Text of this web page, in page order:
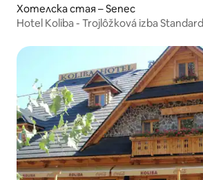
Хотелска стая – Senec
Hotel Koliba - Trojlôžková izba Standard